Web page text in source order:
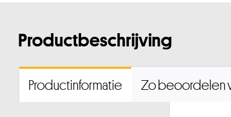
Productbeschrijving
Productinformatie Zo beoordelen